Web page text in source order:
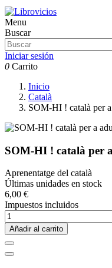
Menu
Buscar
Iniciar sesión
0 Carrito
Inicio
Català
SOM-HI ! català per
SOM-HI ! català per
Aprenentatge del català
Últimas unidades en stock
6,00 €
Impuestos incluidos
Añadir al carrito